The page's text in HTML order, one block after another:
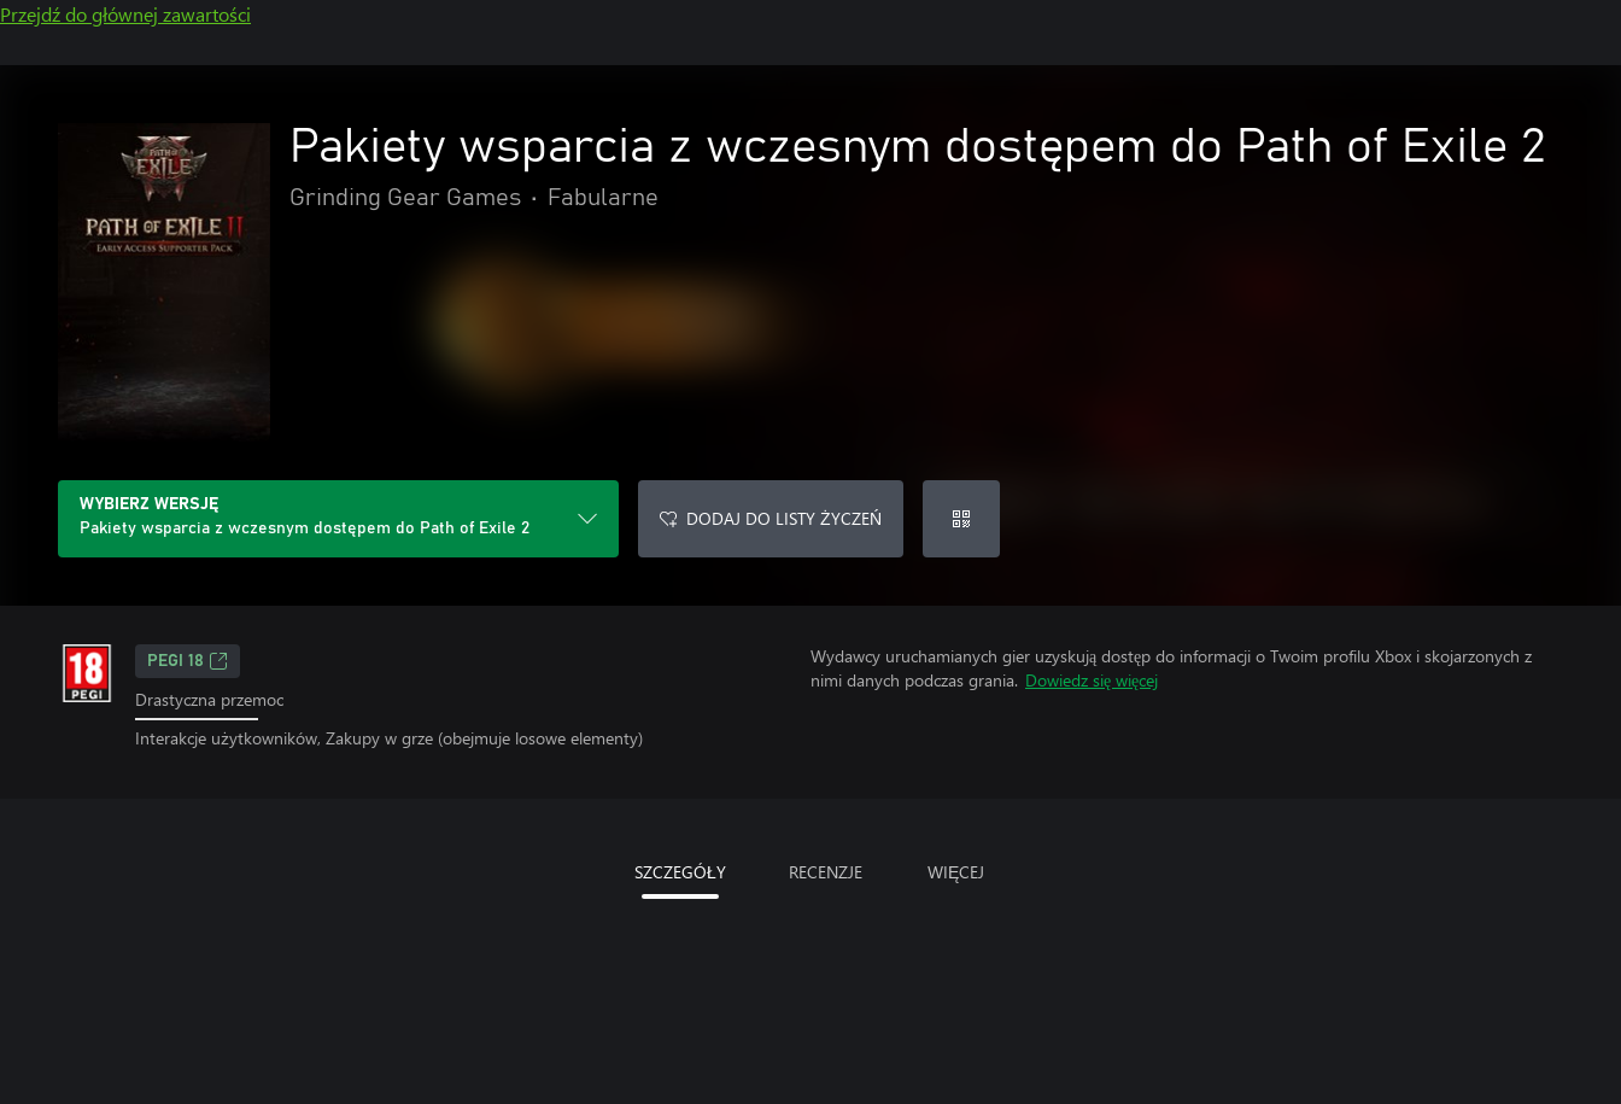
Przejdź do głównej zawartości
Pakiety wsparcia z wczesnym dostępem do Path of Exile 2
Grinding Gear Games • Fabularne
WYBIERZ WERSJĘ
Pakiety wsparcia z wczesnym dostępem do Path of Exile 2
DODAJ DO LISTY ŻYCZEŃ
PEGI 18
Drastyczna przemoc
Interakcje użytkowników, Zakupy w grze (obejmuje losowe elementy)
Wydawcy uruchamianych gier uzyskują dostęp do informacji o Twoim profilu Xbox i skojarzonych z
nimi danych podczas grania. Dowiedz się więcej
SZCZEGÓŁY RECENZJE WIĘCEJ